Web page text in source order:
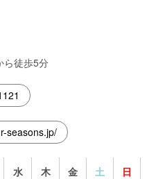
ら徒歩5分
seasons.jp/
水 木 金 土 日